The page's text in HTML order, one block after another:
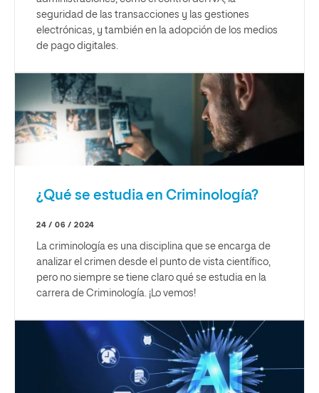
seguridad de las transacciones y las gestiones
electrónicas, y también en la adopción de los medios
de pago digitales.
¿Qué se estudia en Criminología?
24 / 06 / 2024
La criminología es una disciplina que se encarga de
analizar el crimen desde el punto de vista científico,
pero no siempre se tiene claro qué se estudia en la
carrera de Criminología. ¡Lo vemos!